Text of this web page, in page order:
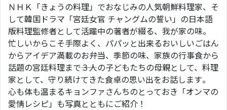
ＮＨＫ「きょうの料理」でおなじみの人気朝鮮料理家、そ
して韓国ドラマ「宮廷女官 チャングムの誓い」の日本語
版料理監修者として活躍中の著者が綴る、我が家の味。
忙しいからこそ手際よく、パパッと出来るおいしいごはん
からアイデア満載のお弁当、季節の味、家族の行事食から
話題の宮廷料理まで――３人の子どもたちの母親として、料理
家として、守り続けてきた食卓の思い出をお話します。
心も体も温まるキョンファさんちのとっておき「オンマの
愛情レシピ」も写真とともにご紹介！